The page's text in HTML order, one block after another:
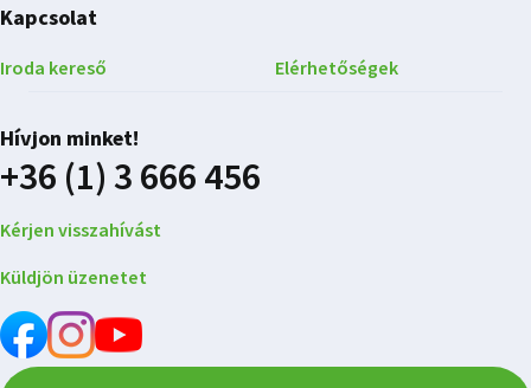
Kapcsolat
Iroda kereső Elérhetőségek
Hívjon minket!
+36 (1) 3 666 456
Kérjen visszahívást
Küldjön üzenetet